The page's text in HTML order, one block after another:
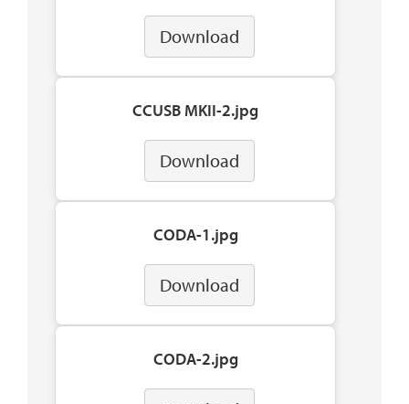
Download
CCUSB MKII-2.jpg
Download
CODA-1.jpg
Download
CODA-2.jpg